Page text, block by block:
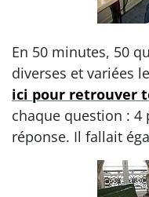
En 50 minutes, 50
diverses et variées
ici pour retrouver
chaque question :
réponse. Il fallait